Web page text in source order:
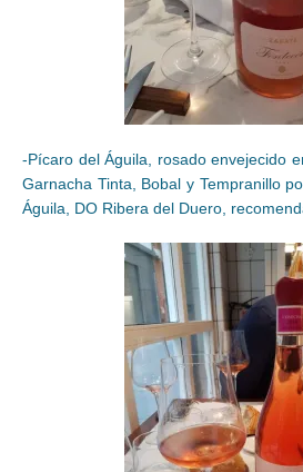
-Pícaro del Águila, rosado envejecido
Garnacha Tinta, Bobal y Tempranillo
Águila, DO Ribera del Duero,